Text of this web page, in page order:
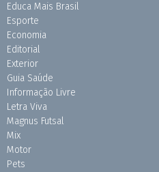
Educa Mais Brasil
Esporte
Economia
Editorial
Exterior
Guia Saúde
Informação Livre
Letra Viva
Magnus Futsal
Mix
Motor
Pets